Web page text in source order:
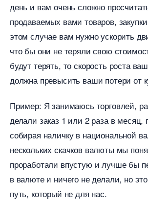
день и вам очень сложно
продаваемых вами товаров,
этом случае вам нужно ускорить
что бы они не теряли свою
удут терять, то скорость роста
должна превысить ваши потери от
Пример: Я занимаюсь торговлей,
делали заказ 1 или 2 раза в месяц,
собирая наличку в национальной
нескольких скачков валюты мы
проработали впустую и лучше бы
алюте и ничего не делали, но
путь, который не для нас.